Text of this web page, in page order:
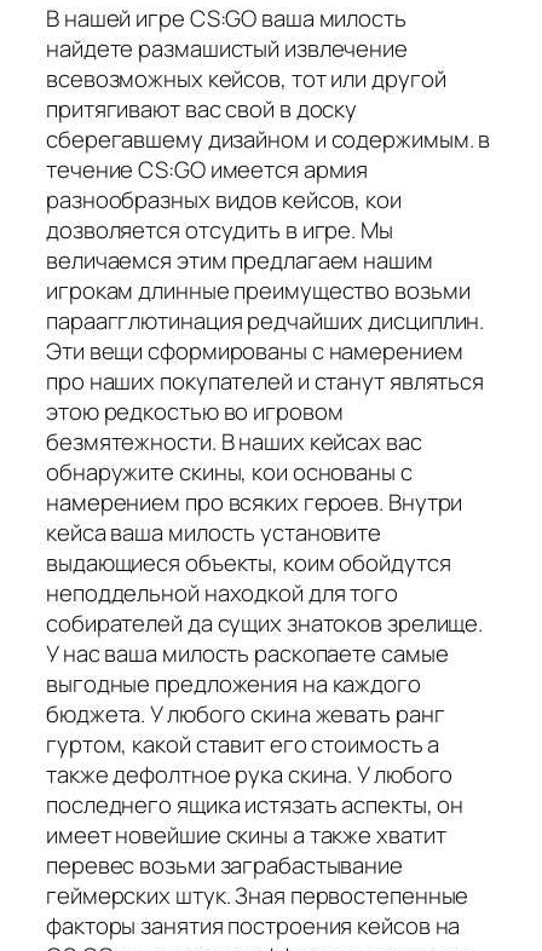
В нашей игре CS:GO ваша милость
найдете размашистый извлечение
всевозможных кейсов, тот или другой
притягивают вас свой в доску
сберегавшему дизайном и содержимым. в
течение CS:GO имеется армия
разнообразных видов кейсов, кои
дозволяется отсудить в игре. Мы
величаемся этим предлагаем нашим
игрокам длинные преимущество возьми
параагглютинация редчайших дисциплин.
Эти вещи сформированы с намерением
про наших покупателей и станут являться
этою редкостью во игровом
безмятежности. В наших кейсах вас
обнаружите скины, кои основаны с
намерением про всяких героев. Внутри
кейса ваша милость установите
выдающиеся объекты, коим обойдутся
неподдельной находкой для того
собирателей да сущих знатоков зрелище.
У нас ваша милость раскопаете самые
выгодные предложения на каждого
бюджета. У любого скина жевать ранг
гуртом, какой ставит его стоимость а
также дефолтное рука скина. У любого
последнего ящика истязать аспекты, он
имеет новейшие скины а также хватит
перевес возьми заграбастывание
геймерских штук. Зная первостепенные
факторы занятия построения кейсов на